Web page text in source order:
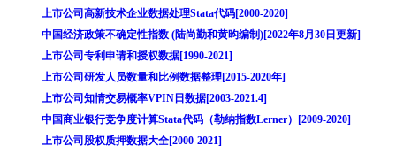
上市公司高新技术企业数据处理Stata代码[2000-2020]
中国经济政策不确定性指数 (陆尚勤和黄昀编制)[2022年8月30日更新]
上市公司专利申请和授权数据[1990-2021]
上市公司研发人员数量和比例数据整理[2015-2020年]
上市公司知情交易概率VPIN日数据[2003-2021.4]
中国商业银行竞争度计算Stata代码（勒纳指数Lerner）[2009-2020]
上市公司股权质押数据大全[2000-2021]